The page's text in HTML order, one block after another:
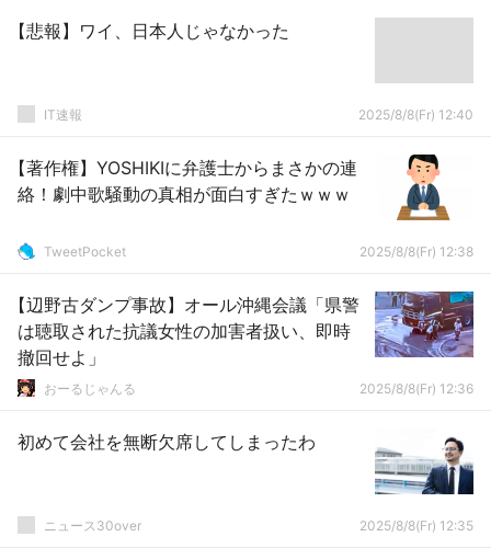
【悲報】ワイ、日本人じゃなかった
IT速報 2025/8/8(Fr) 12:40
【著作権】YOSHIKIに弁護士からまさかの連
絡！劇中歌騒動の真相が面白すぎたｗｗｗ
TweetPocket 2025/8/8(Fr) 12:38
【辺野古ダンプ事故】オール沖縄会議「県警
は聴取された抗議女性の加害者扱い、即時
撤回せよ」
おーるじゃんる 2025/8/8(Fr) 12:36
初めて会社を無断欠席してしまったわ
ニュース30over 2025/8/8(Fr) 12:35